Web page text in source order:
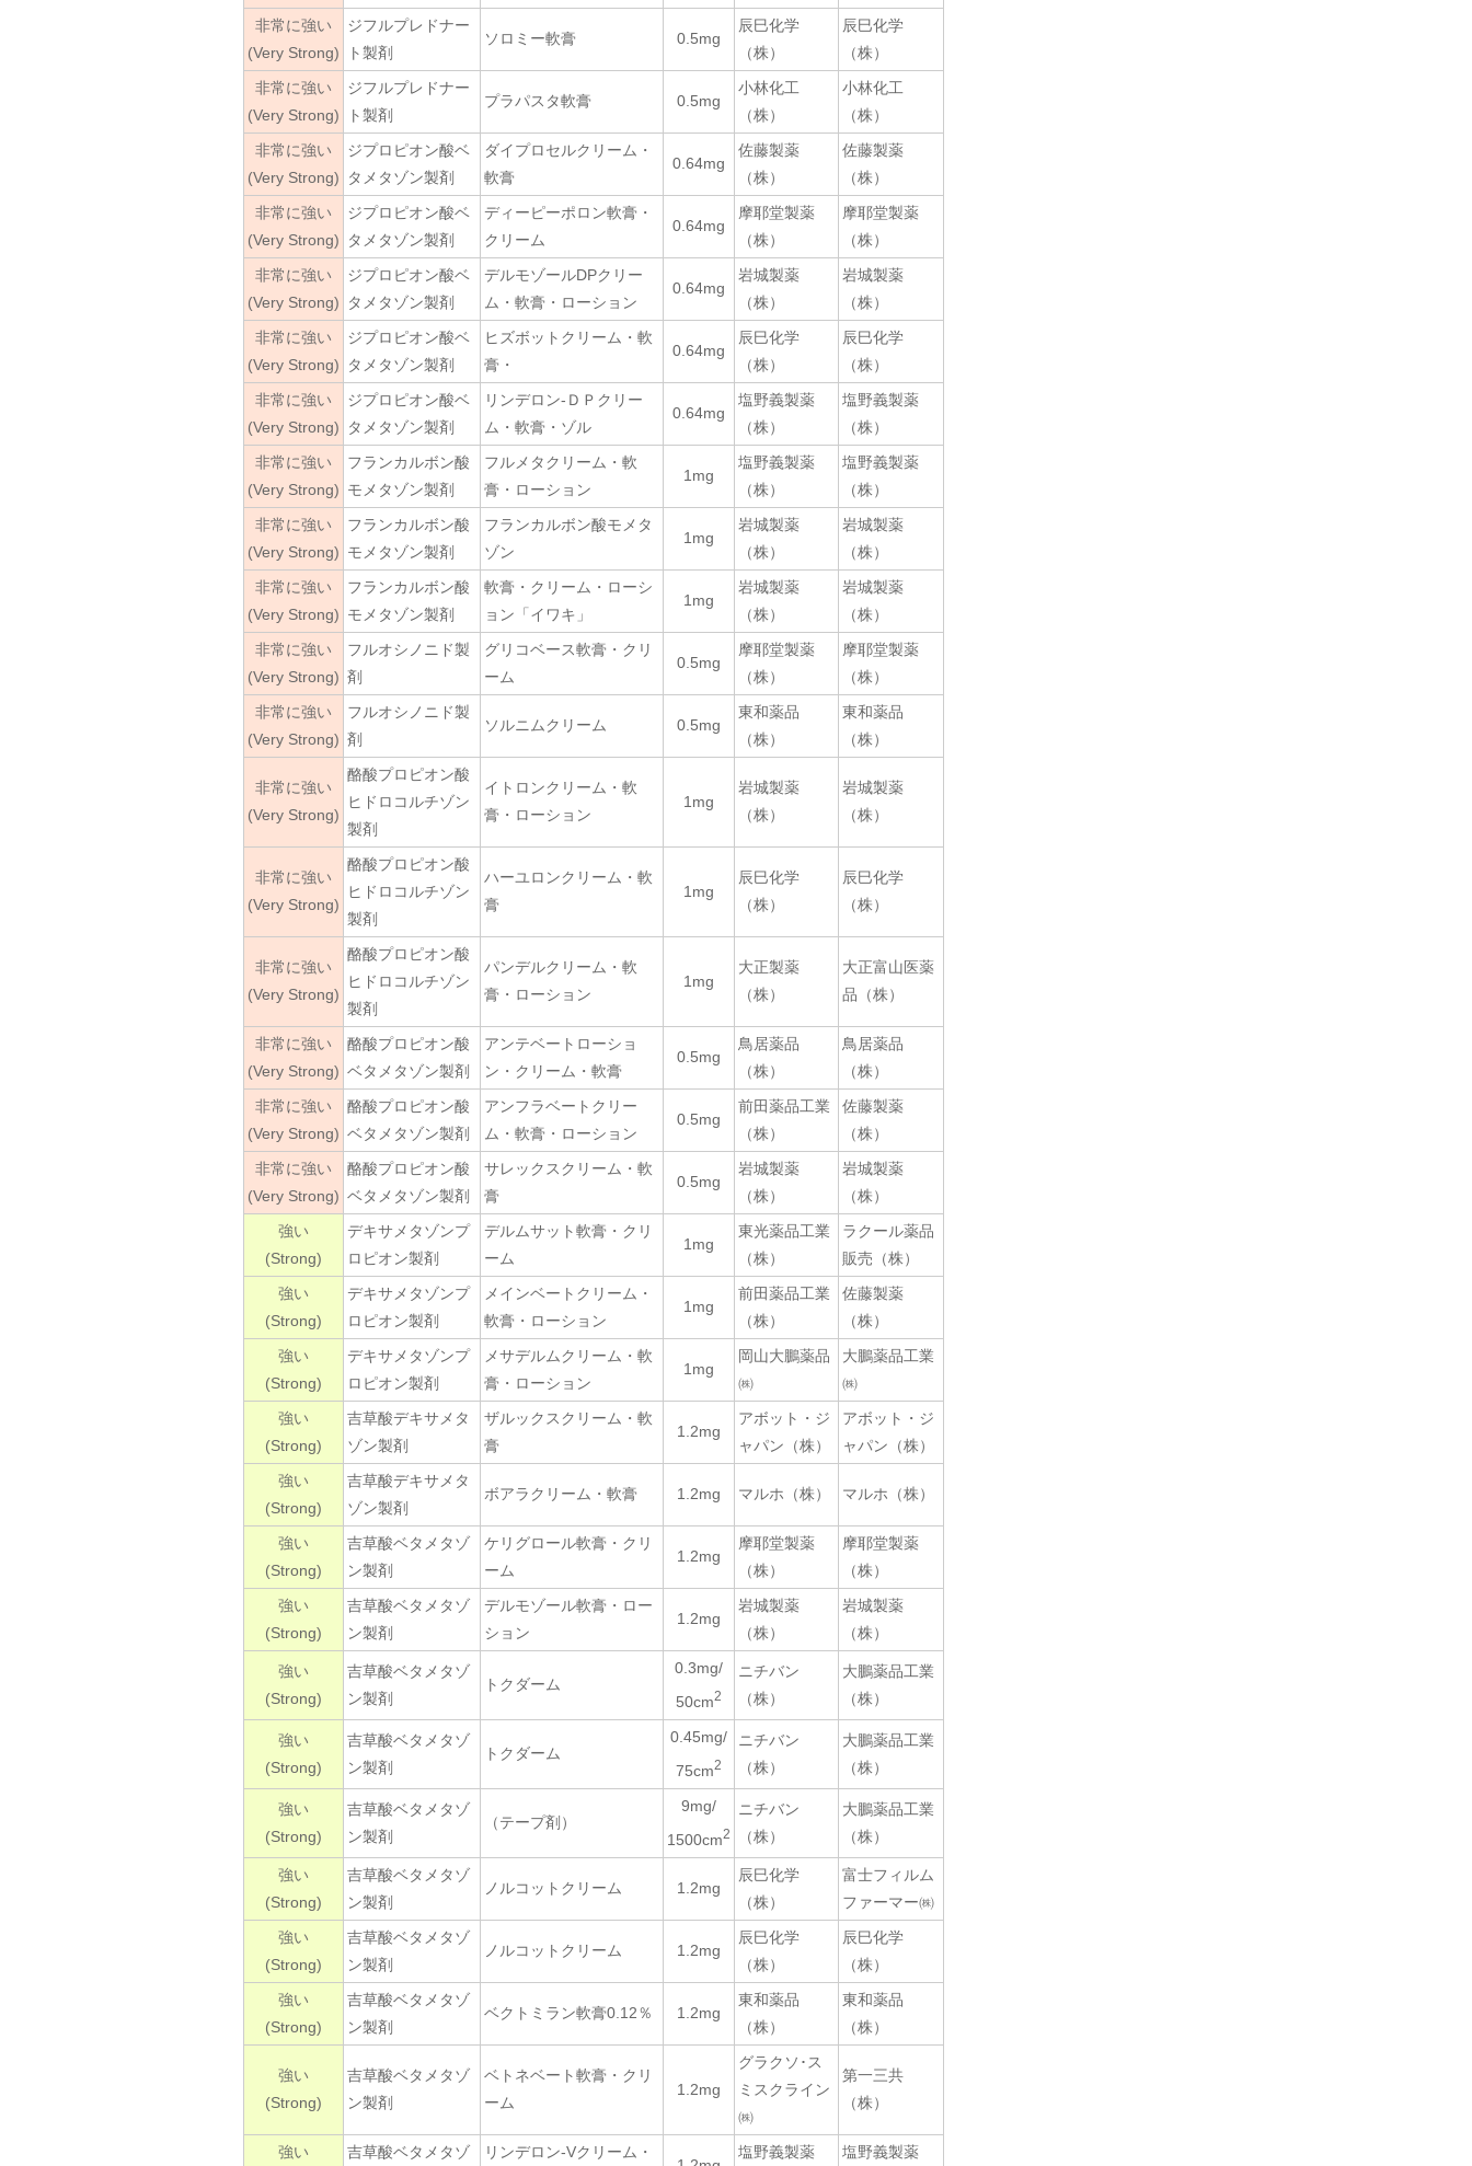
非常に強い
(Very Strong)
ジフルプレドナー
ト製剤
ソロミー軟膏 0.5mg
辰巳化学
（株）
辰巳化学
（株）
非常に強い
(Very Strong)
ジフルプレドナー
ト製剤
プラパスタ軟膏 0.5mg
小林化工
（株）
小林化工
（株）
非常に強い
(Very Strong)
ジプロピオン酸ベ
タメタゾン製剤
ダイプロセルクリーム・
軟膏
0.64mg
佐藤製薬
（株）
佐藤製薬
（株）
非常に強い
(Very Strong)
ジプロピオン酸ベ
タメタゾン製剤
ディーピーポロン軟膏・
クリーム
0.64mg
摩耶堂製薬
（株）
摩耶堂製薬
（株）
非常に強い
(Very Strong)
ジプロピオン酸ベ
タメタゾン製剤
デルモゾールDPクリー
ム・軟膏・ローション
0.64mg
岩城製薬
（株）
岩城製薬
（株）
非常に強い
(Very Strong)
ジプロピオン酸ベ
タメタゾン製剤
ヒズボットクリーム・軟
膏・
0.64mg
辰巳化学
（株）
辰巳化学
（株）
非常に強い
(Very Strong)
ジプロピオン酸ベ
タメタゾン製剤
リンデロン-ＤＰクリー
ム・軟膏・ゾル
0.64mg
塩野義製薬
（株）
塩野義製薬
（株）
非常に強い
(Very Strong)
フランカルボン酸
モメタゾン製剤
フルメタクリーム・軟
膏・ローション
1mg
塩野義製薬
（株）
塩野義製薬
（株）
非常に強い
(Very Strong)
フランカルボン酸
モメタゾン製剤
フランカルボン酸モメタ
ゾン
1mg
岩城製薬
（株）
岩城製薬
（株）
非常に強い
(Very Strong)
フランカルボン酸
モメタゾン製剤
軟膏・クリーム・ローシ
ョン「イワキ」
1mg
岩城製薬
（株）
岩城製薬
（株）
非常に強い
(Very Strong)
フルオシノニド製
剤
グリコベース軟膏・クリ
ーム
0.5mg
摩耶堂製薬
（株）
摩耶堂製薬
（株）
非常に強い
(Very Strong)
フルオシノニド製
剤
ソルニムクリーム 0.5mg
東和薬品
（株）
東和薬品
（株）
非常に強い
(Very Strong)
酪酸プロピオン酸
ヒドロコルチゾン
製剤
イトロンクリーム・軟
膏・ローション
1mg
岩城製薬
（株）
岩城製薬
（株）
非常に強い
(Very Strong)
酪酸プロピオン酸
ヒドロコルチゾン
製剤
ハーユロンクリーム・軟
膏
1mg
辰巳化学
（株）
辰巳化学
（株）
非常に強い
(Very Strong)
酪酸プロピオン酸
ヒドロコルチゾン
製剤
パンデルクリーム・軟
膏・ローション
1mg
大正製薬
（株）
大正富山医薬
品（株）
非常に強い
(Very Strong)
酪酸プロピオン酸
ベタメタゾン製剤
アンテベートローショ
ン・クリーム・軟膏
0.5mg
鳥居薬品
（株）
鳥居薬品
（株）
非常に強い
(Very Strong)
酪酸プロピオン酸
ベタメタゾン製剤
アンフラベートクリー
ム・軟膏・ローション
0.5mg
前田薬品工業
（株）
佐藤製薬
（株）
非常に強い
(Very Strong)
酪酸プロピオン酸
ベタメタゾン製剤
サレックスクリーム・軟
膏
0.5mg
岩城製薬
（株）
岩城製薬
（株）
強い
(Strong)
デキサメタゾンプ
ロピオン製剤
デルムサット軟膏・クリ
ーム
1mg
東光薬品工業
（株）
ラクール薬品
販売（株）
強い
(Strong)
デキサメタゾンプ
ロピオン製剤
メインベートクリーム・
軟膏・ローション
1mg
前田薬品工業
（株）
佐藤製薬
（株）
強い
(Strong)
デキサメタゾンプ
ロピオン製剤
メサデルムクリーム・軟
膏・ローション
1mg
岡山大鵬薬品
㈱
大鵬薬品工業
㈱
強い
(Strong)
吉草酸デキサメタ
ゾン製剤
ザルックスクリーム・軟
膏
1.2mg
アボット・ジ
ャパン（株）
アボット・ジ
ャパン（株）
強い
(Strong)
吉草酸デキサメタ
ゾン製剤
ボアラクリーム・軟膏 1.2mg マルホ（株） マルホ（株）
強い
(Strong)
吉草酸ベタメタゾ
ン製剤
ケリグロール軟膏・クリ
ーム
1.2mg
摩耶堂製薬
（株）
摩耶堂製薬
（株）
強い
(Strong)
吉草酸ベタメタゾ
ン製剤
デルモゾール軟膏・ロー
ション
1.2mg
岩城製薬
（株）
岩城製薬
（株）
強い
(Strong)
吉草酸ベタメタゾ
ン製剤
トクダーム
0.3mg/
50cm2
ニチバン
（株）
大鵬薬品工業
（株）
強い
(Strong)
吉草酸ベタメタゾ
ン製剤
トクダーム
0.45mg/
75cm2
ニチバン
（株）
大鵬薬品工業
（株）
強い
(Strong)
吉草酸ベタメタゾ
ン製剤
（テープ剤）
9mg/
1500cm2
ニチバン
（株）
大鵬薬品工業
（株）
強い
(Strong)
吉草酸ベタメタゾ
ン製剤
ノルコットクリーム 1.2mg
辰巳化学
（株）
富士フィルム
ファーマー㈱
強い
(Strong)
吉草酸ベタメタゾ
ン製剤
ノルコットクリーム 1.2mg
辰巳化学
（株）
辰巳化学
（株）
強い
(Strong)
吉草酸ベタメタゾ
ン製剤
ベクトミラン軟膏0.12％ 1.2mg
東和薬品
（株）
東和薬品
（株）
強い
(Strong)
吉草酸ベタメタゾ
ン製剤
ベトネベート軟膏・クリ
ーム
1.2mg
グラクソ･ス
ミスクライン
㈱
第一三共
（株）
強い 吉草酸ベタメタゾ リンデロン-Vクリーム・ 塩野義製薬 塩野義製薬